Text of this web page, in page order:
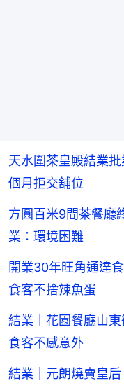
天水圍茶皇殿結業
個月拒交舖位
方圓百米9間茶餐廳
業：環境困難
開業30年旺角通達
食客不捨辣魚蛋
結業｜花園餐廳山
食客不感意外
結業｜元朗燒賣皇